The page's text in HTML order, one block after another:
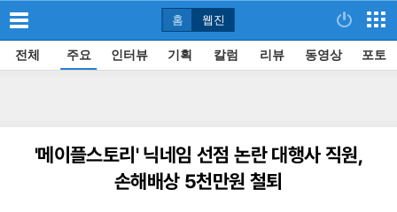
홈 웹진
전체 주요 인터뷰 기획 칼럼 리뷰 동영상 포토
'메이플스토리' 닉네임 선점 논란 대행사 직원,
손해배상 5천만원 철퇴